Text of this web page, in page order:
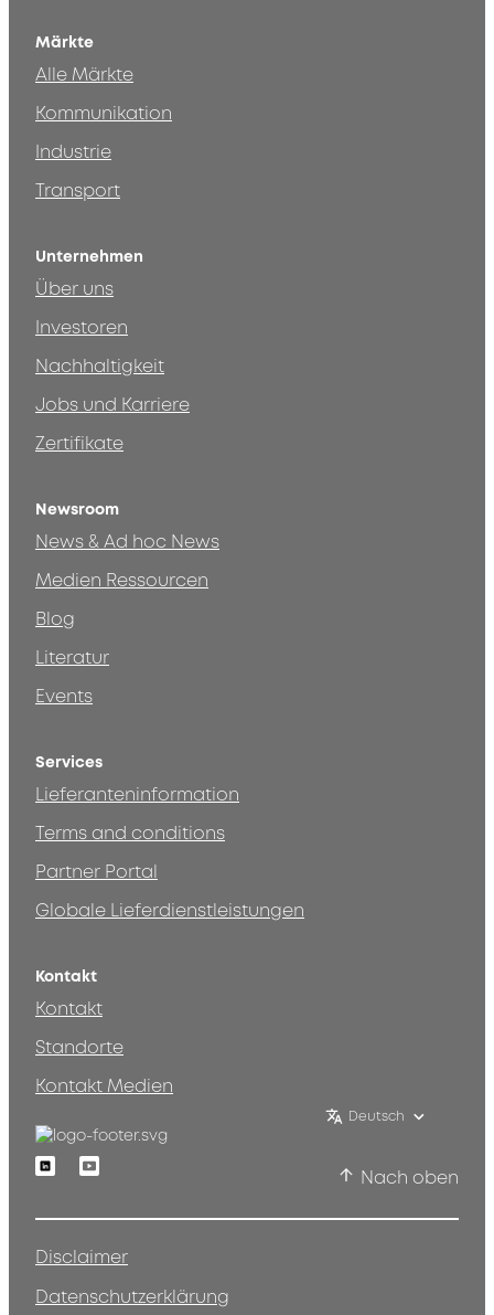
Märkte
Alle Märkte
Kommunikation
Industrie
Transport
Unternehmen
Über uns
Investoren
Nachhaltigkeit
Jobs und Karriere
Zertifikate
Newsroom
News & Ad hoc News
Medien Ressourcen
Blog
Literatur
Events
Services
Lieferanteninformation
Terms and conditions
Partner Portal
Globale Lieferdienstleistungen
Kontakt
Kontakt
Standorte
Kontakt Medien
Deutsch
LinkedinYoutube
Nach oben
Disclaimer
Datenschutzerklärung